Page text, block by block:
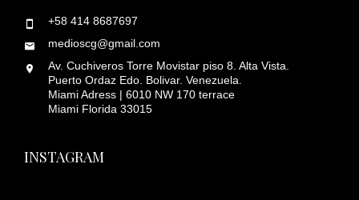
+58 414 8687697
medioscg@gmail.com
Av. Cuchiveros Torre Movistar piso 8. Alta Vista.
Puerto Ordaz Edo. Bolivar. Venezuela.
Miami Adress | 6010 NW 170 terrace
Miami Florida 33015
INSTAGRAM